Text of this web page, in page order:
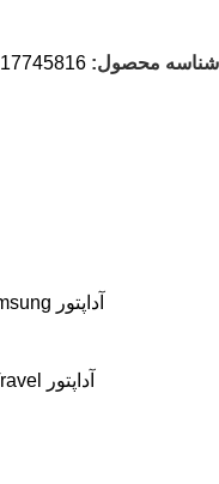
شناسه محصول: 17745816
آداپتور samsung ( 2میلی آمپر )
آداپتور Travel ( 2.1 میلی آمپر)